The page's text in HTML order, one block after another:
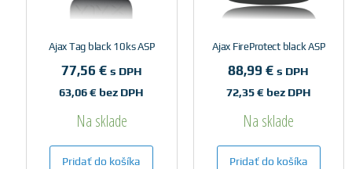
Ajax Tag black 10ks ASP
77,56 € s DPH
63,06€ bez DPH
Na sklade
Pridať do košíka
Ajax FireProtect black ASP
88,99€ s DPH
72,35€bez DPH
Na sklade
Pridať do košíka